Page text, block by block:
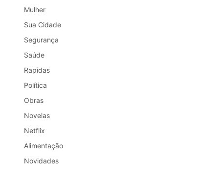
Mulher
Sua Cidade
Segurança
Saúde
Rapidas
Política
Obras
Novelas
Netflix
Alimentação
Novidades